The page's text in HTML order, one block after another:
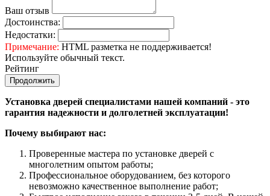
Ваш отзыв
Достоинства:
Недостатки:
Примечание: HTML разметка не поддерживается!
Используйте обычный текст.
Рейтинг
Продолжить
Установка дверей специалистами нашей компаний - это
гарантия надежности и долголетней эксплуатации!
Почему выбирают нас:
Проверенные мастера по установке дверей с
многолетним опытом работы;
Профессиональное оборудованием, без которого
невозможно качественное выполнение работ;